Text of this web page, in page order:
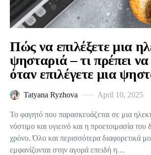
Πώς να επιλέξετε μια
ψησταριά – τι πρέπει
όταν επιλέγετε μια
Tatyana Ryzhova April 10, 2025
Το φαγητό που παρασκευάζεται σε μια
νόστιμο και υγιεινό και η προετοιμασία του
χρόνο. Όλο και περισσότερα διαφορετικά
εμφανίζονται στην αγορά επειδή η…